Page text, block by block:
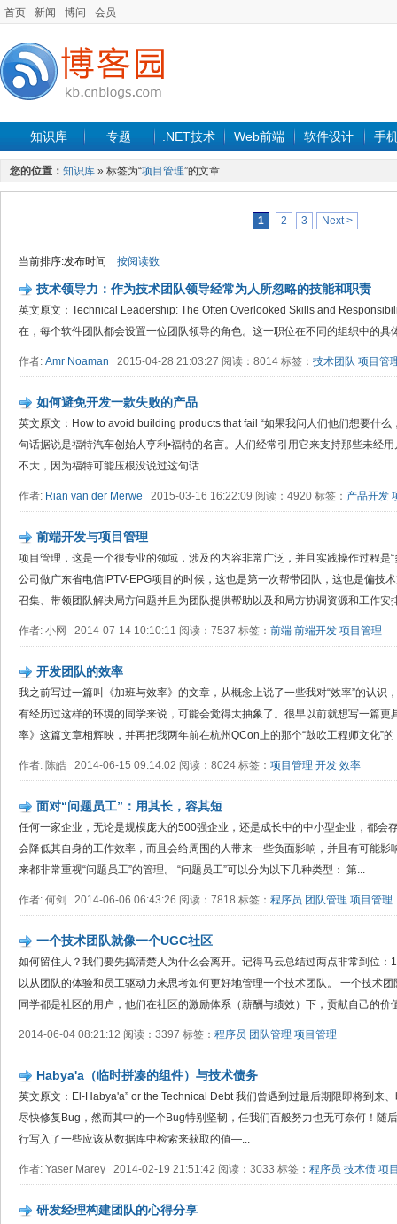
首页 新闻 博问 会员
知识库 专题 .NET技术 Web前端 软件设计 手
您的位置： 知识库 » 标签为“项目管理”的文章
1 2 3 Next >
当前排序:发布时间 按阅读数
技术领导力：作为技术团队领导经常为人所忽略的技能和职责
英文原文：Technical Leadership: The Often Overlooked Skills and
在，每个软件团队都会设置一位团队领导的角色。这一职位在不同的组织中的具
作者: Amr Noaman 2015-04-28 21:03:27 阅读：8014 标签： 技术团队 项目管
如何避免开发一款失败的产品
英文原文：How to avoid building products that fail “如果我问人们他们想要什么
句话据说是福特汽车创始人亨利•福特的名言。人们经常引用它来支持那些未经
不大，因为福特可能压根没说过这句话...
作者: Rian van der Merwe 2015-03-16 16:22:09 阅读：4920 标签： 产品开发
前端开发与项目管理
项目管理，这是一个很专业的领域，涉及的内容非常广泛，并且实践操作过程是
公司做广东省电信IPTV-EPG项目的时候，这也是第一次帮带团队，这也是偏技
召集、带领团队解决局方问题并且为团队提供帮助以及和局方协调资源和工作安
作者: 小网 2014-07-14 10:10:11 阅读：7537 标签： 前端 前端开发 项目管理
开发团队的效率
我之前写过一篇叫《加班与效率》的文章，从概念上说了一些我对“效率”的认识
有经历过这样的环境的同学来说，可能会觉得太抽象了。很早以前就想写一篇
率》这篇文章相辉映，并再把我两年前在杭州QCon上的那个“鼓吹工程师文化”的
作者: 陈皓 2014-06-15 09:14:02 阅读：8024 标签： 项目管理 开发 效率
面对“问题员工”：用其长，容其短
任何一家企业，无论是规模庞大的500强企业，还是成长中的中小型企业，都会
会降低其自身的工作效率，而且会给周围的人带来一些负面影响，并且有可能
来都非常重视“问题员工”的管理。 “问题员工”可以分为以下几种类型： 第...
作者: 何剑 2014-06-06 06:43:26 阅读：7818 标签： 程序员 团队管理 项目管理
一个技术团队就像一个UGC社区
如何留住人？我们要先搞清楚人为什么会离开。记得马云总结过两点非常到位：
以从团队的体验和员工驱动力来思考如何更好地管理一个技术团队。 一个技术
同学都是社区的用户，他们在社区的激励体系（薪酬与绩效）下，贡献自己的价
2014-06-04 08:21:12 阅读：3397 标签： 程序员 团队管理 项目管理
Habya'a（临时拼凑的组件）与技术债务
英文原文：El-Habya'a” or the Technical Debt 我们曾遇到过最后期限即将到来
尽快修复Bug，然而其中的一个Bug特别坚韧，任我们百般努力也无可奈何！随
行写入了一些应该从数据库中检索来获取的值—...
作者: Yaser Marey 2014-02-19 21:51:42 阅读：3033 标签： 程序员 技术债 项
研发经理构建团队的心得分享